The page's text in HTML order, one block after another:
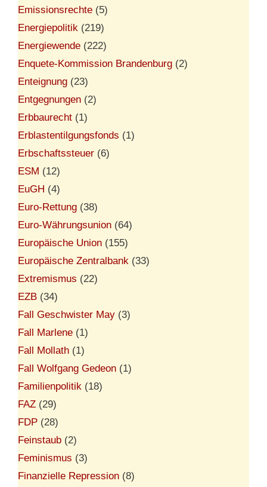
Emissionsrechte (5)
Energiepolitik (219)
Energiewende (222)
Enquete-Kommission Brandenburg (2)
Enteignung (23)
Entgegnungen (2)
Erbbaurecht (1)
Erblastentilgungsfonds (1)
Erbschaftssteuer (6)
ESM (12)
EuGH (4)
Euro-Rettung (38)
Euro-Währungsunion (64)
Europäische Union (155)
Europäische Zentralbank (33)
Extremismus (22)
EZB (34)
Fall Geschwister May (3)
Fall Marlene (1)
Fall Mollath (1)
Fall Wolfgang Gedeon (1)
Familienpolitik (18)
FAZ (29)
FDP (28)
Feinstaub (2)
Feminismus (3)
Finanzielle Repression (8)